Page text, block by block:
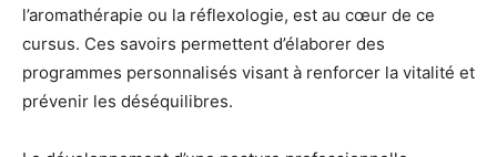
l’aromathérapie ou la réflexologie, est au cœur de ce
cursus. Ces savoirs permettent d’élaborer des
programmes personnalisés visant à renforcer la vitalité et
prévenir les déséquilibres.